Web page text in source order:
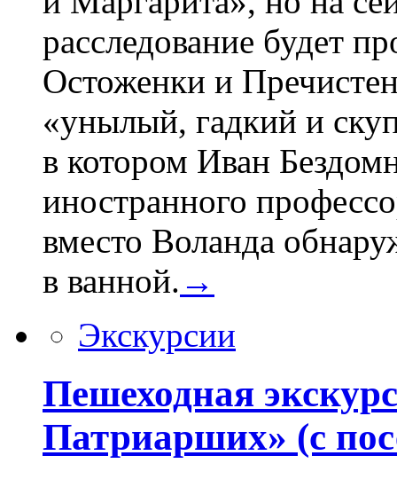
расследование будет
Остоженки и
«унылый, гадкий и
в котором Иван
иностранного
вместо Воланда
в ванной. →
Экскурсии
Пешеходная
Патриарших» (с